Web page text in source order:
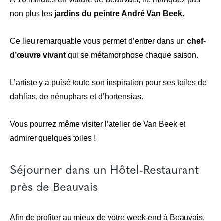
non plus les jardins du peintre André Van Beek.
Ce lieu remarquable vous permet d’entrer dans un chef-
d’œuvre vivant qui se métamorphose chaque saison.
L’artiste y a puisé toute son inspiration pour ses toiles de
dahlias, de nénuphars et d’hortensias.
Vous pourrez même visiter l’atelier de Van Beek et
admirer quelques toiles !
Séjourner dans un Hôtel-Restaurant
près de Beauvais
Afin de profiter au mieux de votre week-end à Beauvais,